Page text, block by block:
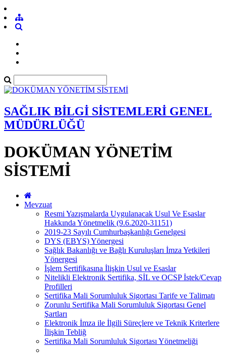
SAĞLIK BİLGİ SİSTEMLERİ GENEL
MÜDÜRLÜĞÜ
DOKÜMAN YÖNETİM
SİSTEMİ
Mevzuat
Resmi Yazışmalarda Uygulanacak Usul Ve Esaslar
Hakkında Yönetmelik (9.6.2020-31151)
2019-23 Sayılı Cumhurbaşkanlığı Genelgesi
DYS (EBYS) Yönergesi
Sağlık Bakanlığı ve Bağlı Kuruluşları İmza Yetkileri
Yönergesi
İşlem Sertifikasına İlişkin Usul ve Esaslar
Nitelikli Elektronik Sertifika, SİL ve OCSP İstek/Cevap
Profilleri
Sertifika Mali Sorumluluk Sigortası Tarife ve Talimatı
Zorunlu Sertifika Mali Sorumluluk Sigortası Genel
Şartları
Elektronik İmza ile İlgili Süreçlere ve Teknik Kriterlere
İlişkin Tebliğ
Sertifika Mali Sorumluluk Sigortası Yönetmeliği